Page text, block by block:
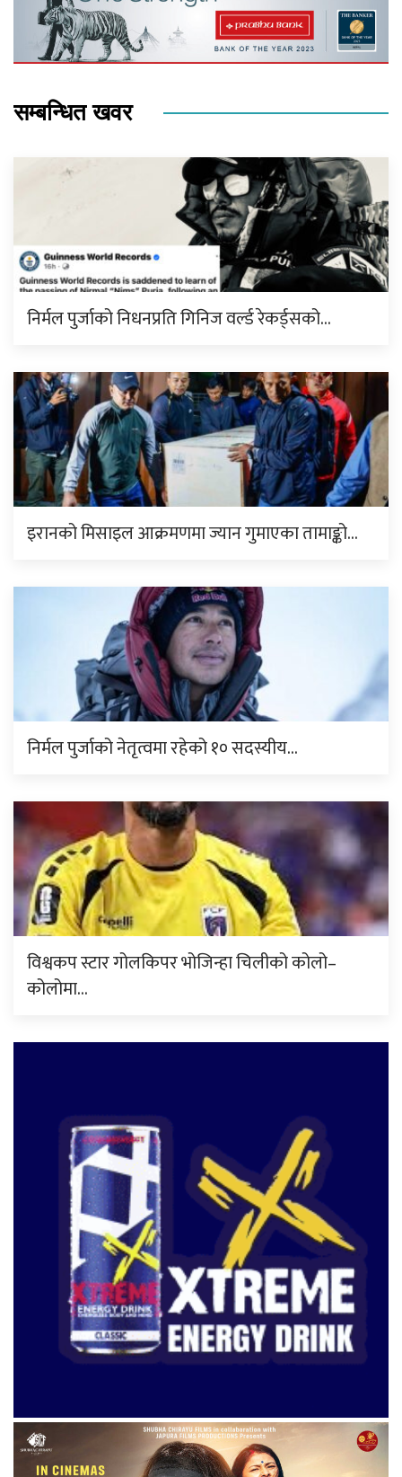
सम्बन्धित खवर
निर्मल पुर्जाको निधनप्रति गिनिज वर्ल्ड रेकर्ड्सको…
इरानको मिसाइल आक्रमणमा ज्यान गुमाएका तामाङ्को…
निर्मल पुर्जाको नेतृत्वमा रहेको १० सदस्यीय…
विश्वकप स्टार गोलकिपर भोजिन्हा चिलीको कोलो–
कोलोमा…